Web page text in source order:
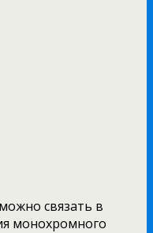
связать в
монохромного